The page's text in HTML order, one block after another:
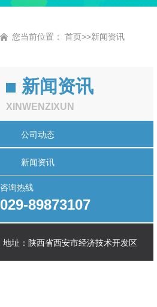
您当前位置： 首页>>新闻资讯
新闻资讯
XINWENZIXUN
公司动态
新闻资讯
咨询热线
029-89873107
地址：陕西省西安市经济技术开发区